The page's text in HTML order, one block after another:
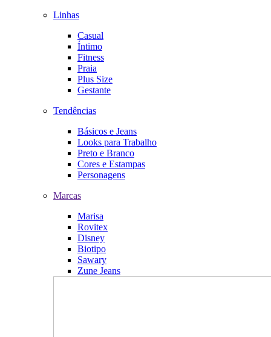
Linhas
Casual
Íntimo
Fitness
Praia
Plus Size
Gestante
Tendências
Básicos e Jeans
Looks para Trabalho
Preto e Branco
Cores e Estampas
Personagens
Marcas
Marisa
Rovitex
Disney
Biotipo
Sawary
Zune Jeans